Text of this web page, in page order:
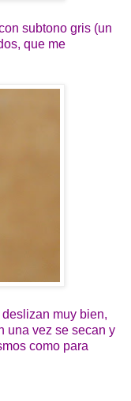
subtono gris (un
que me
muy bien,
una vez se secan y
como para